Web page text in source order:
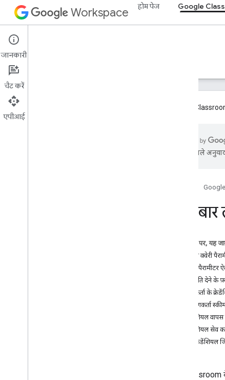
Workspace होम पेज Google
Google Classroom
खास जानकारी
Google
एआई से मिले
बार-
इस पेज पर, यह
आईफ़्रेम क्वेरी
क्वेरी
अनुमति देने के
उपयोगकर्ता के
उपयोगकर्ता
क्रेडेंशियल वापस
क्रेडेंशियल सेव
ऐसे क्रेडेंशियल
यह
जानकारी
चैट करें
एपीआई